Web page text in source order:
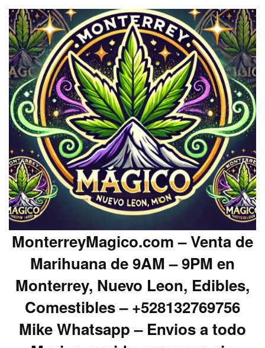
MonterreyMagico.com – Venta de
Marihuana de 9AM – 9PM en
Monterrey, Nuevo Leon, Edibles,
Comestibles – +528132769756
Mike Whatsapp – Envios a todo